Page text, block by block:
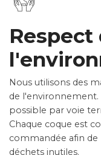
Respect
Nous utilisons des
de l'environnement.
possible par voie
Chaque coque est
commandée afin
déchets inutiles.